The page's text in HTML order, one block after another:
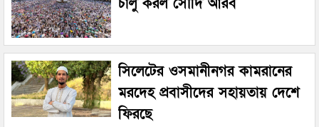
সিলেটের ওসমানীনগর কামরানের
মরদেহ প্রবাসীদের সহায়তায় দেশে
ফিরছে